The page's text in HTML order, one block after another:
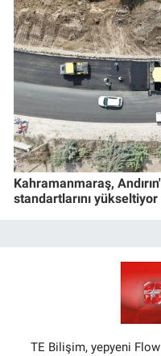
Kahramanmaraş,
standartlarını yükseltiyor
TE Bilişim, yepyeni